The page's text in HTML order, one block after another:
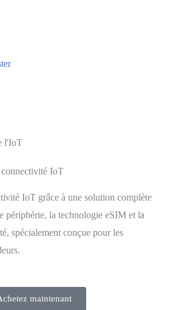
l'IoT
IoT​
IoT grâce à une solution complète
périphérie, la technologie eSIM et la
spécialement conçue pour les
maintenant